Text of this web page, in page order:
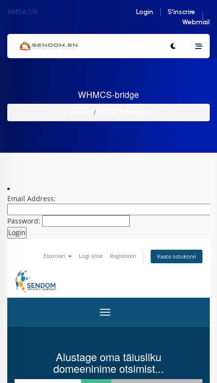
AMSA.SN Login
S'inscrire
Webmail
WHMCS-bridge
Email Address:
Password:
Estonian Logi sisse Registreeri Vaata ostukorvi
Lülitage navigeerimine
Alustage oma täiusliku
domeeninime otsimist...